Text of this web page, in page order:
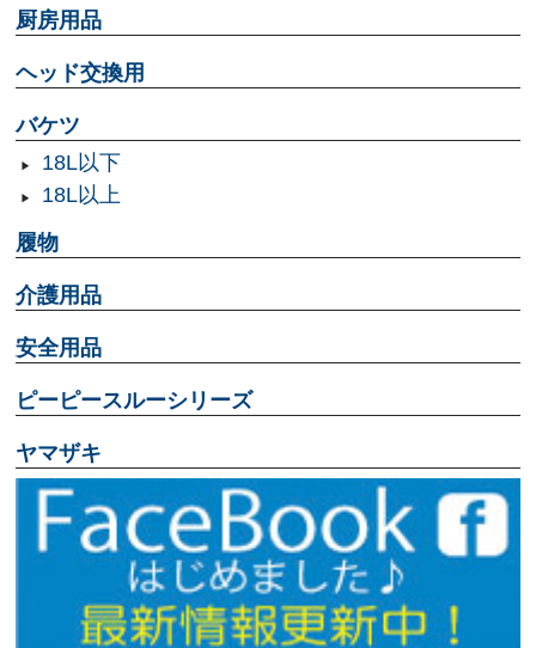
厨房用品
ヘッド交換用
バケツ
18L以下
18L以上
履物
介護用品
安全用品
ピーピースルーシリーズ
ヤマザキ